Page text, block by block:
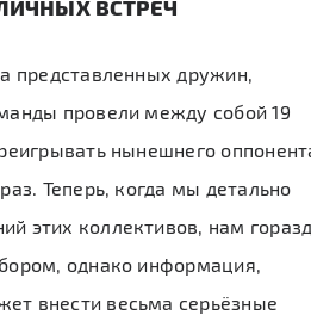
ВСТРЕЧ
представленных дружин,
провели между собой 19
нынешнего
Теперь, когда мы детально
этих коллективов, нам
однако информация,
внести весьма серьёзные